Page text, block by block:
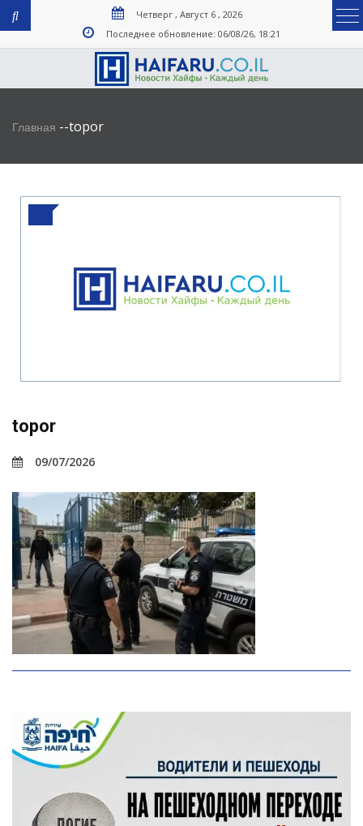
Четверг , Август 6 , 2026
Последнее обновление: 06/08/26, 18:21
Главная --topor
topor
09/07/2026